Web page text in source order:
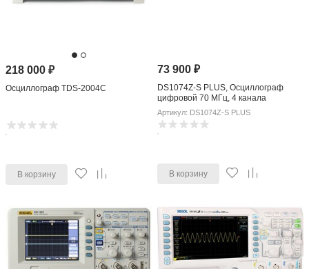
218 000₽
Осциллограф TDS-2004C
В корзину
73 900 ₽
DS1074Z-S PLUS, Осциллограф
цифровой 70 МГц, 4 канала
(Госреестр РФ)
Артикул: DS1074Z-S PLUS
В корзину